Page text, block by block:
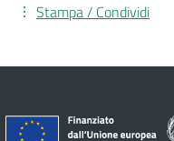
Stampa / Condividi